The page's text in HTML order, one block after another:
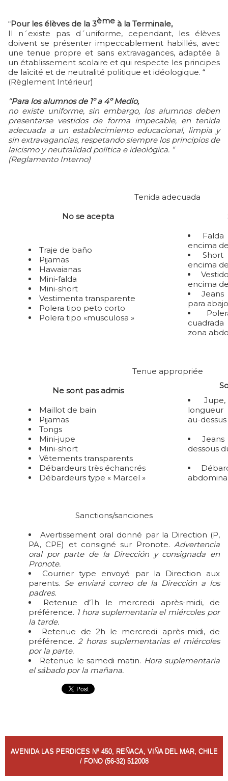
“Pour les élèves de la 3ème à la Terminale,
Il n´existe pas d´uniforme, cependant, les élèves
doivent se présenter impeccablement habillés, avec
une tenue propre et sans extravagances, adaptée à
un établissement scolaire et qui respecte les principes
de laïcité et de neutralité politique et idéologique. “
(Règlement Intérieur)
“Para los alumnos de 1º a 4º Medio,
no existe uniforme, sin embargo, los alumnos deben
presentarse vestidos de forma impecable, en tenida
adecuada a un establecimiento educacional, limpia y
sin extravagancias, respetando siempre los principios de
laicismo y neutralidad política e ideológica. “
(Reglamento Interno)
Tenida adecuada
No se acepta
Traje de baño
Pijamas
Hawaianas
Mini-falda
Mini-short
Vestimenta transparente
Polera tipo peto corto
Polera tipo «musculosa »
encima
Short
encima
encima
para abajo
zona
Tenue appropriée
Ne sont pas admis
Maillot de bain
Pijamas
Tongs
Mini-jupe
Mini-short
Vêtements transparents
Débardeurs très échancrés
Débardeurs type « Marcel »
longueur
au-
dessous
Sanctions/sanciones
Avertissement oral donné par la Direction (P,
PA, CPE) et consigné sur Pronote. Advertencia
oral por parte de la Dirección y consignada en
Pronote.
Courrier type envoyé par la Direction aux
parents. Se enviará correo de la Dirección a los
padres.
Retenue d’1h le mercredi après-midi, de
préférence. 1 hora suplementaria el miércoles por
la tarde.
Retenue de 2h le mercredi après-midi, de
préférence.2 horas suplementarias el miércoles
por la parte.
Retenue le samedi matin. Hora suplementaria
el sábado por la mañana.
AVENIDA LAS PERDICES Nº 450, REÑACA, VIÑA DEL MAR, CHILE
/ FONO (56-32) 512008